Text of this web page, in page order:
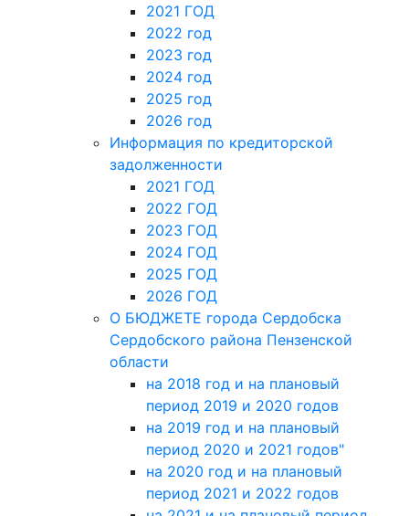
2021 ГОД
2022 год
2023 год
2024 год
2025 год
2026 год
Информация по кредиторской
задолженности
2021 ГОД
2022 ГОД
2023 ГОД
2024 ГОД
2025 ГОД
2026 ГОД
О БЮДЖЕТЕ города Сердобска
Сердобского района Пензенской
области
на 2018 год и на плановый
период 2019 и 2020 годов
на 2019 год и на плановый
период 2020 и 2021 годов"
на 2020 год и на плановый
период 2021 и 2022 годов